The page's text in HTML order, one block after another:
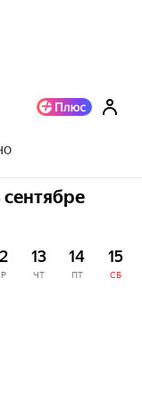
13
ЧТ
14
ПТ
15
СБ